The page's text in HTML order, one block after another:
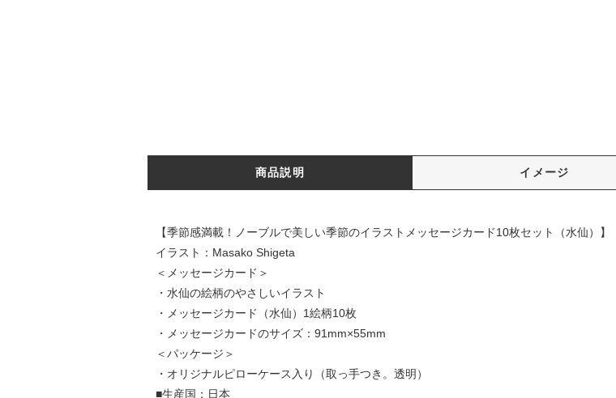
商品説明 イメージ
【季節感満載！ノーブルで美しい季節のイラストメッセージカード10枚セット（水仙）】
イラスト：Masako Shigeta
＜メッセージカード＞
・水仙の絵柄のやさしいイラスト
・メッセージカード（水仙）1絵柄10枚
・メッセージカードのサイズ：91mm×55mm
＜パッケージ＞
・オリジナルピローケース入り（取っ手つき。透明）
■生産国：日本